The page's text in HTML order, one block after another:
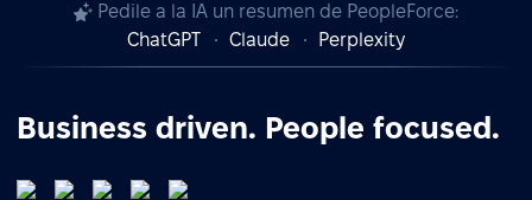
Pedile a la IA un resumen de PeopleForce:
ChatGPT
Claude Perplexity
Business driven. People focused.